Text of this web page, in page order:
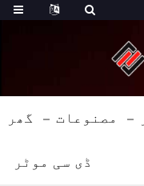
گھر مصنوعات
ڈی سی موٹر